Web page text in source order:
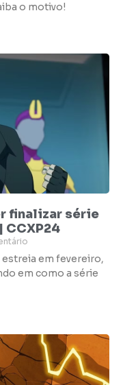
o motivo!
finalizar série
CCXP24
em fevereiro,
em como a série